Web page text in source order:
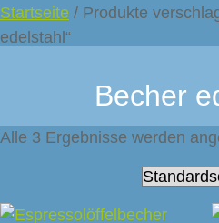
Startseite / Produkte
edelstahl“
Becher
Alle 3 Ergebnisse werden